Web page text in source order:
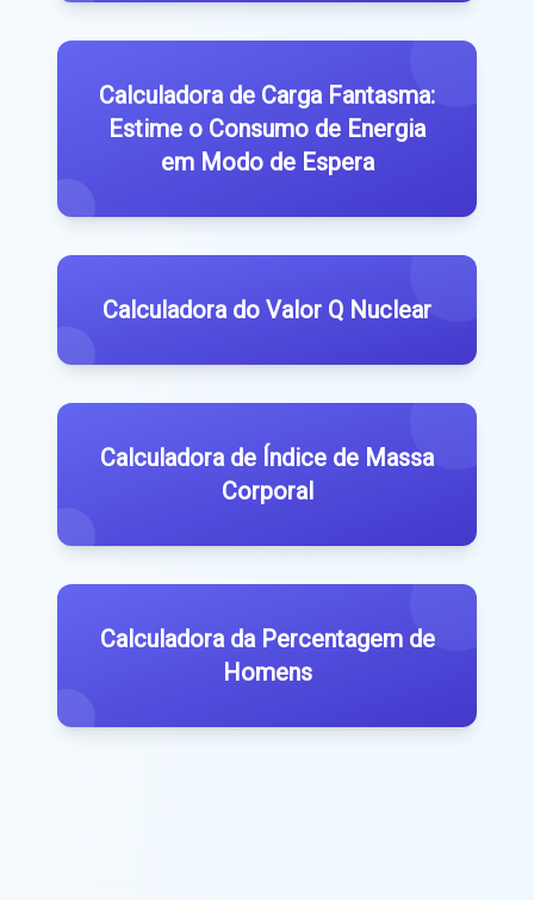
Calculadora de Carga Fantasma:
Estime o Consumo de Energia
em Modo de Espera
Calculadora do Valor Q Nuclear
Calculadora de Índice de Massa
Corporal
Calculadora da Percentagem de
Homens